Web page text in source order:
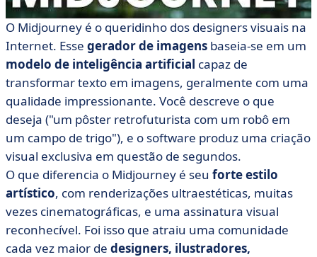
O Midjourney é o queridinho dos designers visuais na
Internet. Esse gerador de imagens baseia-se em um
modelo de inteligência artificial capaz de
transformar texto em imagens, geralmente com uma
qualidade impressionante. Você descreve o que
deseja ("um pôster retrofuturista com um robô em
um campo de trigo"), e o software produz uma criação
visual exclusiva em questão de segundos.
O que diferencia o Midjourney é seu forte estilo
artístico, com renderizações ultraestéticas, muitas
vezes cinematográficas, e uma assinatura visual
reconhecível. Foi isso que atraiu uma comunidade
cada vez maior de designers, ilustradores,